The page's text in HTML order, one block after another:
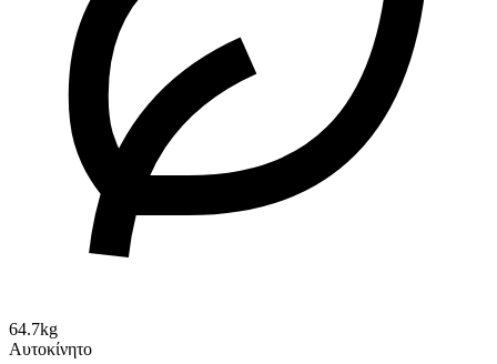
64.7kg
Αυτοκίνητο